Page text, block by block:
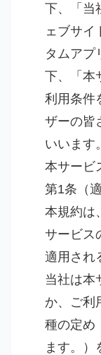
下、「当
ェブサイ
タムアプ
下、「本
利用条件
ザーの皆
いいます
本サービ
第1条（適
本規約は
サービス
適用され
当社は本
か、ご利
種の定め
ます。）